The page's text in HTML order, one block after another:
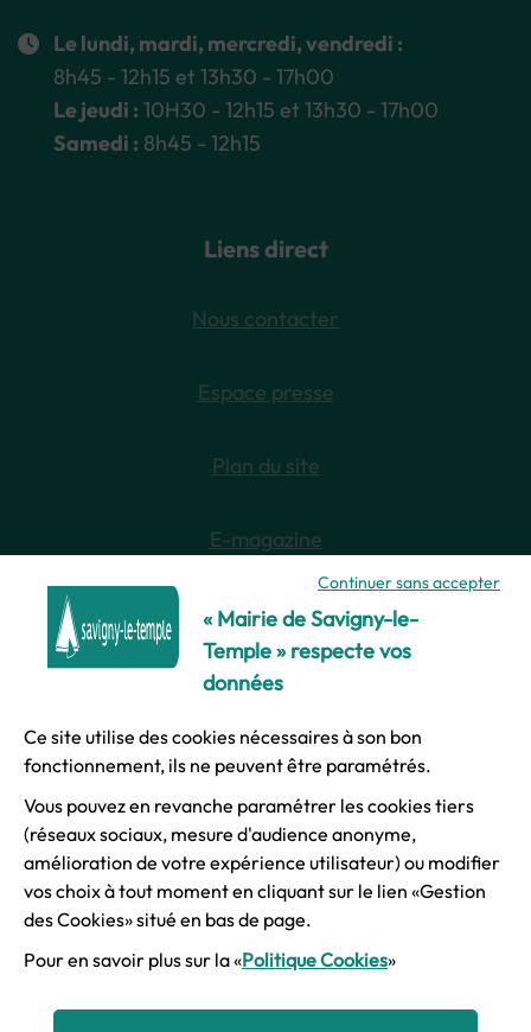
Le lundi, mardi, mercredi, vendredi :
8h45 - 12h15 et 13h30 - 17h00
Le jeudi : 10H30 - 12h15 et 13h30 - 17h00
Samedi : 8h45 - 12h15
Liens direct
Nous contacter
Espace presse
Plan du site
E-magazine
Newsletter
© Ville de Savigny-le-Temple
Mentions légales
Accessibilité
Plan du site
Continuer sans accepter
« Mairie de Savigny-le-
Temple » respecte vos
données
Ce site utilise des cookies nécessaires à son bon
fonctionnement, ils ne peuvent être paramétrés.
Vous pouvez en revanche paramétrer les cookies tiers
(réseaux sociaux, mesure d'audience anonyme,
amélioration de votre expérience utilisateur) ou modifier
vos choix à tout moment en cliquant sur le lien «Gestion
des Cookies» situé en bas de page.
Pour en savoir plus sur la «Politique Cookies»